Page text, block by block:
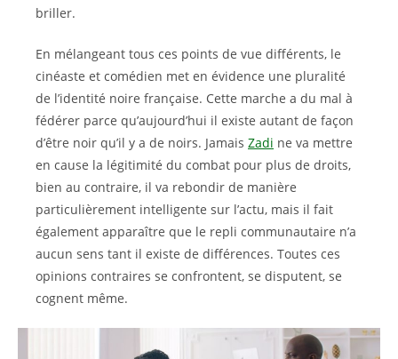
briller.
En mélangeant tous ces points de vue différents, le
cinéaste et comédien met en évidence une pluralité
de l’identité noire française. Cette marche a du mal à
fédérer parce qu’aujourd’hui il existe autant de façon
d’être noir qu’il y a de noirs. Jamais Zadi ne va mettre
en cause la légitimité du combat pour plus de droits,
bien au contraire, il va rebondir de manière
particulièrement intelligente sur l’actu, mais il fait
également apparaître que le repli communautaire n’a
aucun sens tant il existe de différences. Toutes ces
opinions contraires se confrontent, se disputent, se
cognent même.